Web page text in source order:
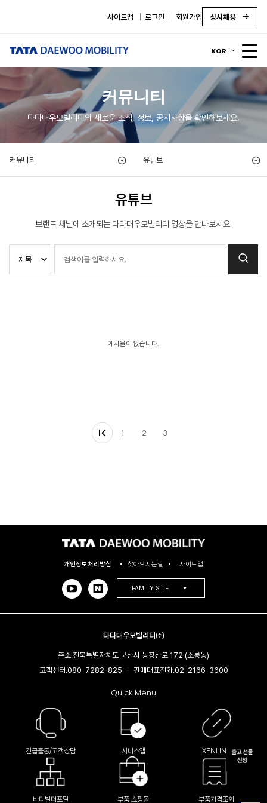
사이트맵 로그인 회원가입 상시채용
KOR
커뮤니티
타타대우모빌리티의 새로운 소식, 정보, 공지사항을 확인해보세요.
커뮤니티 유튜브
유튜브
브랜드 채널에 소개되는 타타대우모빌리티 영상을 만나보세요.
게시물이 없습니다.
1 2 3
개인정보처리방침 찾아오시는길 사이트맵
FAMILY SITE
타타대우모빌리티㈜
주소.전북특별자치도 군산시 동장산로 172 (소룡동)
고객센터.080-7282-825 | 판매대표전화.02-2166-3600​
Quick Menu
긴급출동/고객상담 서비스앱 XENLINK
바디빌더포털 부품 쇼핑몰 부품가격조회